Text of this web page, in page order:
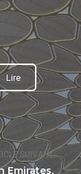
SUIVANT
Emirates,
Lire